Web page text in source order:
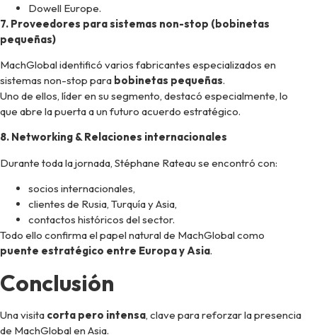
Dowell Europe.
7. Proveedores para sistemas non-stop (bobinetas
pequeñas)
MachGlobal identificó varios fabricantes especializados en
sistemas non-stop para bobinetas pequeñas.
Uno de ellos, líder en su segmento, destacó especialmente, lo
que abre la puerta a un futuro acuerdo estratégico.
8. Networking & Relaciones internacionales
Durante toda la jornada, Stéphane Rateau se encontró con:
socios internacionales,
clientes de Rusia, Turquía y Asia,
contactos históricos del sector.
Todo ello confirma el papel natural de MachGlobal como
puente estratégico entre Europa y Asia.
Conclusión
Una visita corta pero intensa, clave para reforzar la presencia
de MachGlobal en Asia.